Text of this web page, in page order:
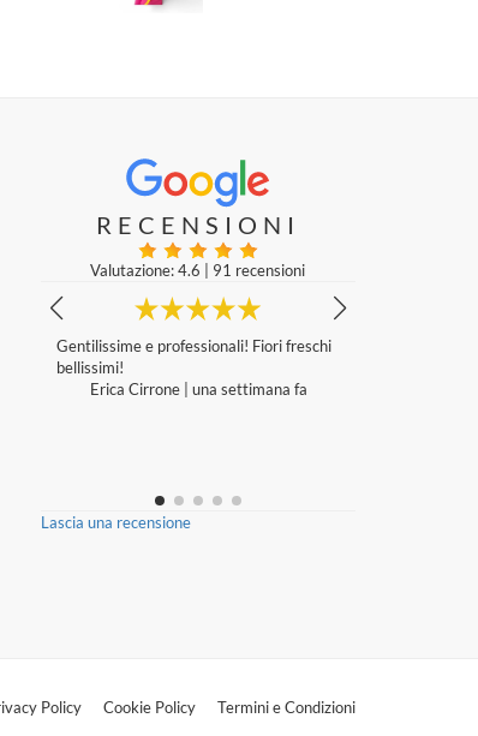
RECENSIONI
Valutazione: 4.6 91 recensioni
c
Gentilissime e professionali! Fiori freschi
bellissimi!
Erica Cirrone| una settimana fa
Lascia una recensione
Policy Cookie Policy Termini e Condizioni